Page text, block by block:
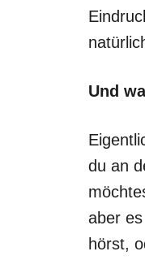
Und
du an
aber
hörst,